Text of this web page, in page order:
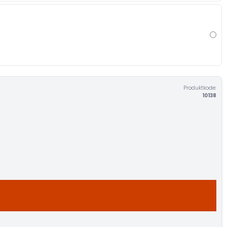
Produktkode:
10138